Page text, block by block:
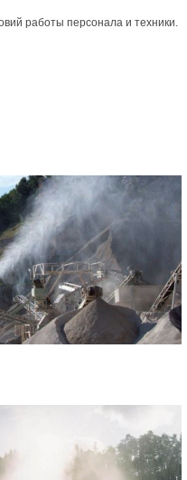
работы персонала и техники.